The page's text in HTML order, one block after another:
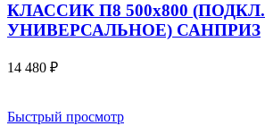
КЛАССИК П8 500х800 (ПОДКЛ.
УНИВЕРСАЛЬНОЕ) САНПРИЗ
14 480 ₽
Быстрый просмотр